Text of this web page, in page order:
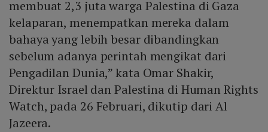
membuat 2,3 juta warga Palestina di Gaza
kelaparan, menempatkan mereka dalam
bahaya yang lebih besar dibandingkan
sebelum adanya perintah mengikat dari
Pengadilan Dunia,” kata Omar Shakir,
Direktur Israel dan Palestina di Human Rights
Watch, pada 26 Februari, dikutip dari Al
Jazeera.